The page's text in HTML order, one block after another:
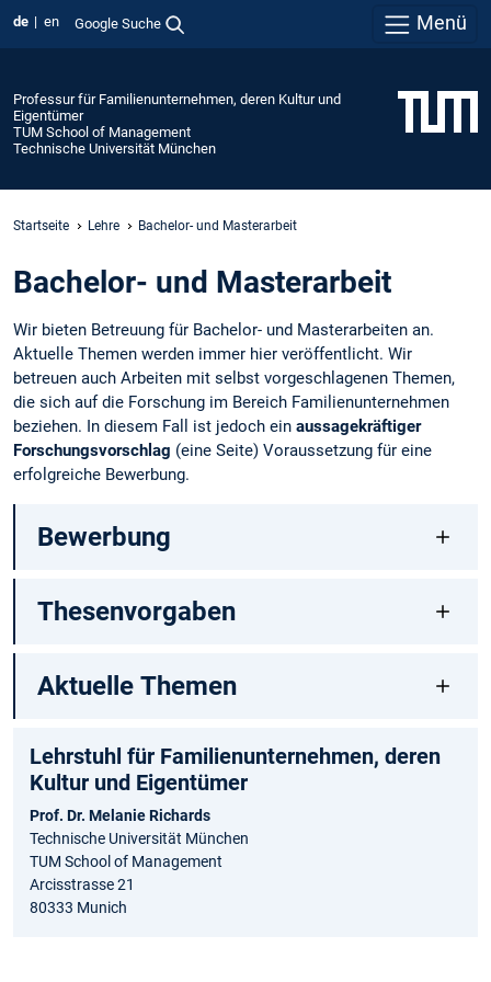
de en Google Suche Menü
Professur für Familienunternehmen, deren Kultur und
Eigentümer
TUM School of Management
Technische Universität München
Startseite Lehre Bachelor- und Masterarbeit
Bachelor- und Masterarbeit
Wir bieten Betreuung für Bachelor- und Masterarbeiten an.
Aktuelle Themen werden immer hier veröffentlicht. Wir
betreuen auch Arbeiten mit selbst vorgeschlagenen Themen,
die sich auf die Forschung im Bereich Familienunternehmen
beziehen. In diesem Fall ist jedoch ein aussagekräftiger
Forschungsvorschlag (eine Seite) Voraussetzung für eine
erfolgreiche Bewerbung.
Bewerbung
Thesenvorgaben
Aktuelle Themen
Lehrstuhl für Familienunternehmen, deren
Kultur und Eigentümer
Prof. Dr. Melanie Richards
Technische Universität München
TUM School of Management
Arcisstrasse 21
80333 Munich